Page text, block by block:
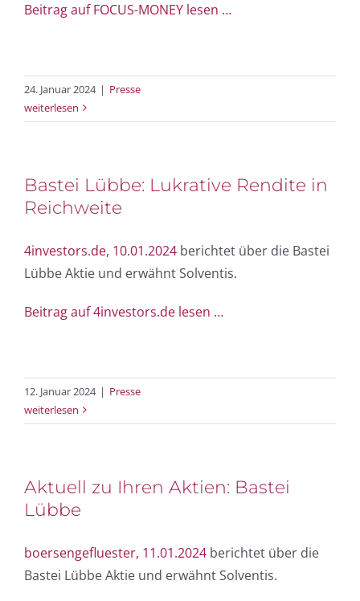
Beitrag auf FOCUS-MONEY lesen …
24. Januar 2024 | Presse
weiterlesen
Bastei Lübbe: Lukrative Rendite in
Reichweite
4investors.de, 10.01.2024 berichtet über die Bastei
Lübbe Aktie und erwähnt Solventis.
Beitrag auf 4investors.de lesen …
12. Januar 2024 | Presse
weiterlesen
Aktuell zu Ihren Aktien: Bastei
Lübbe
boersengefluester, 11.01.2024 berichtet über die
Bastei Lübbe Aktie und erwähnt Solventis.